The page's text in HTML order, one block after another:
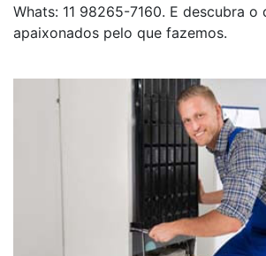
Whats: 11 98265-7160. E descubra o
apaixonados pelo que fazemos.